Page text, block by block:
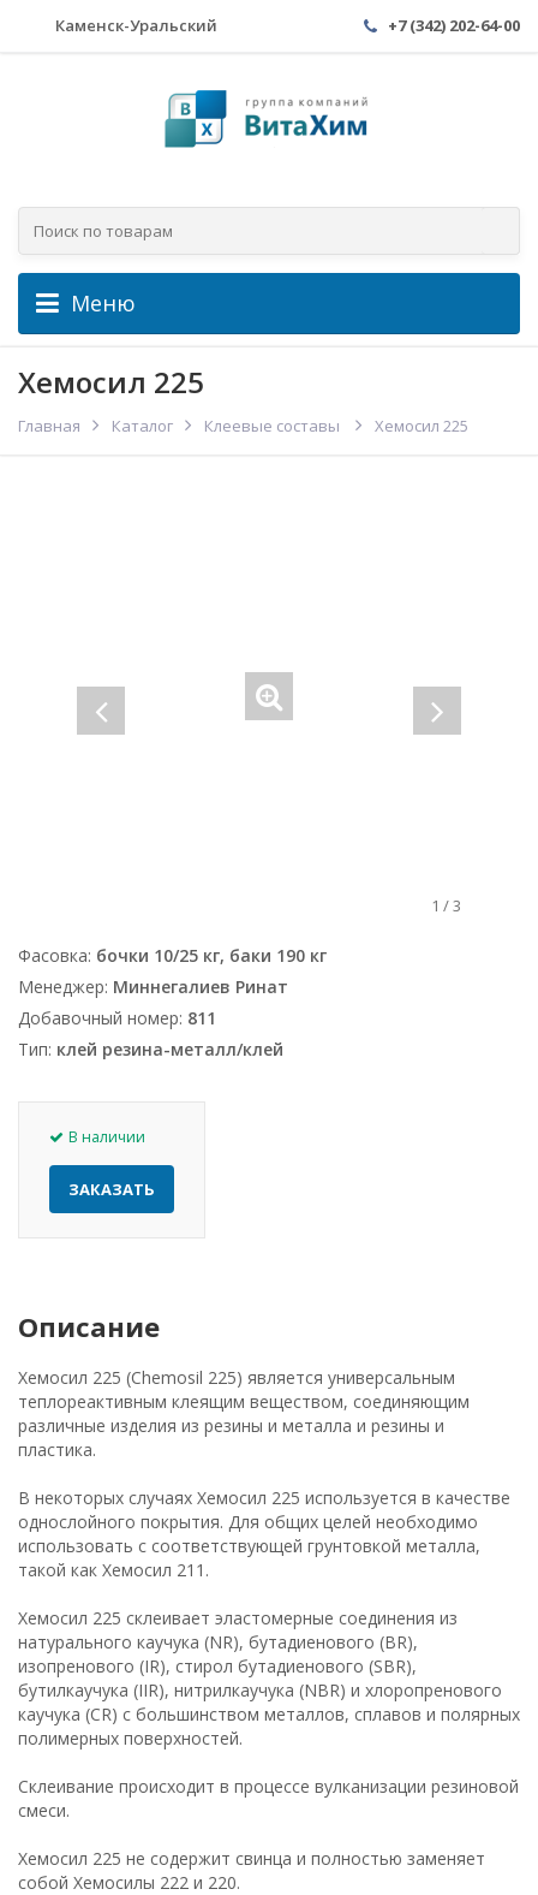
Каменск-Уральский +7 (342) 202-64-00
Меню
Хемосил 225
Главная Каталог Клеевые составы Хемосил 225
1 /3
Фасовка: бочки 10/25 кг, баки 190 кг
Менеджер: Миннегалиев Ринат
Добавочный номер: 811
Тип: клей резина-металл/клей
В наличии
ЗАКАЗАТЬ
Описание
Хемосил 225 (Chemosil 225) является универсальным
теплореактивным клеящим веществом, соединяющим
различные изделия из резины и металла и резины и
пластика.
В некоторых случаях Хемосил 225 используется в качестве
однослойного покрытия. Для общих целей необходимо
использовать с соответствующей грунтовкой металла,
такой как Хемосил 211.
Хемосил 225 склеивает эластомерные соединения из
натурального каучука (NR), бутадиенового (BR),
изопренового (IR), стирол бутадиенового (SBR),
бутилкаучука (IIR), нитрилкаучука (NBR) и хлоропренового
каучука (CR) с большинством металлов, сплавов и полярных
полимерных поверхностей.
Склеивание происходит в процессе вулканизации резиновой
смеси.
Хемосил 225 не содержит свинца и полностью заменяет
собой Хемосилы 222 и 220.